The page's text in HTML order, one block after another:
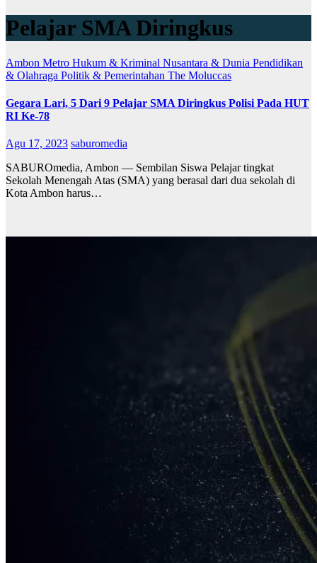
Pelajar SMA Diringkus
Ambon Metro Hukum & Kriminal Nusantara & Dunia Pendidikan
& Olahraga Politik & Pemerintahan The Moluccas
Gegara Lari, 5 Dari 9 Pelajar SMA Diringkus Polisi Pada HUT
RI Ke-78
Agu 17, 2023 saburomedia
SABUROmedia, Ambon — Sembilan Siswa Pelajar tingkat
Sekolah Menengah Atas (SMA) yang berasal dari dua sekolah di
Kota Ambon harus…